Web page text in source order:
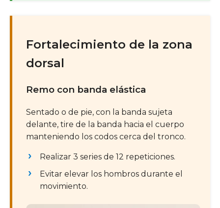
Fortalecimiento de la zona
dorsal
Remo con banda elástica
Sentado o de pie, con la banda sujeta
delante, tire de la banda hacia el cuerpo
manteniendo los codos cerca del tronco.
Realizar 3 series de 12 repeticiones.
Evitar elevar los hombros durante el
movimiento.